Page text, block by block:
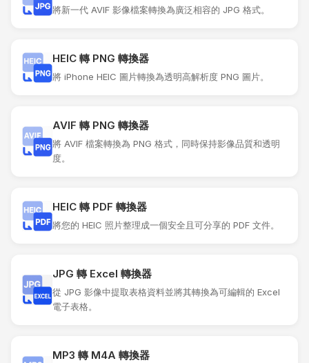
將新一代 AVIF 影像檔案轉換為廣泛相容的 JPG 格式。
HEIC 轉 PNG 轉換器
將 iPhone HEIC 圖片轉換為透明高解析度 PNG 圖片。
AVIF 轉 PNG 轉換器
將 AVIF 檔案轉換為 PNG 格式，同時保持影像品質和透明
度。
HEIC 轉 PDF 轉換器
將您的 HEIC 照片整理成一個安全且可分享的 PDF 文件。
JPG 轉 Excel 轉換器
從 JPG 影像中提取表格資料並將其轉換為可編輯的 Excel
電子表格。
MP3 轉 M4A 轉換器